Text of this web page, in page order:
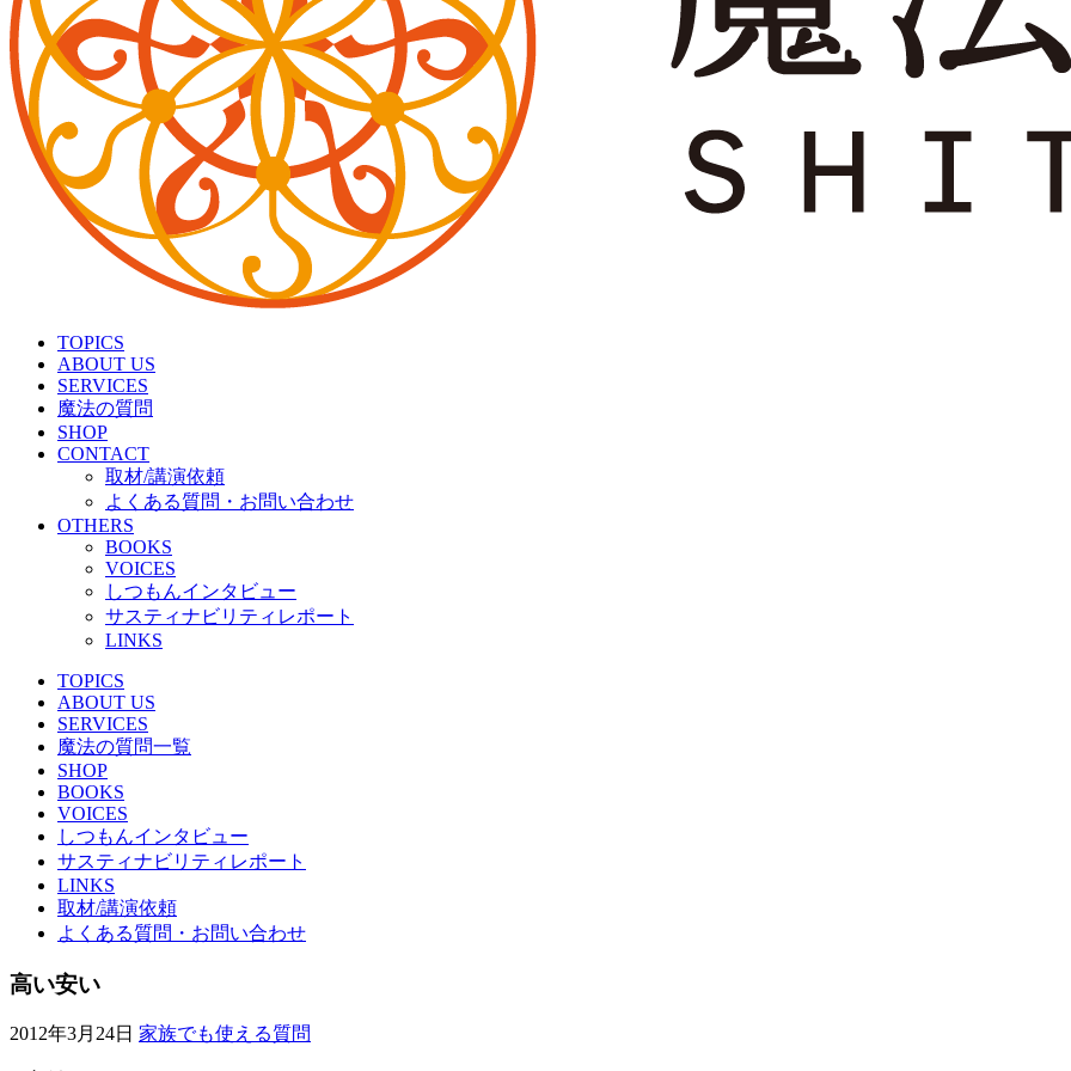
TOPICS
ABOUT US
SERVICES
魔法の質問
SHOP
CONTACT
取材/講演依頼
よくある質問・お問い合わせ
OTHERS
BOOKS
VOICES
しつもんインタビュー
サスティナビリティレポート
LINKS
TOPICS
ABOUT US
SERVICES
魔法の質問一覧
SHOP
BOOKS
VOICES
しつもんインタビュー
サスティナビリティレポート
LINKS
取材/講演依頼
よくある質問・お問い合わせ
高い安い
2012年3月24日 家族でも使える質問